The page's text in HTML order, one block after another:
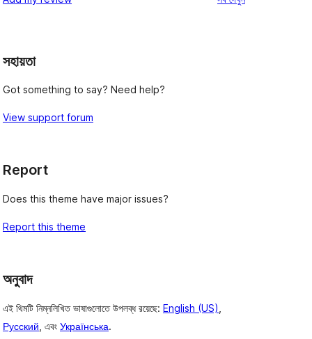
রিভিউ
স্টার
সহায়তা
Got something to say? Need help?
View support forum
Report
Does this theme have major issues?
Report this theme
অনুবাদ
এই থিমটি নিম্নলিখিত ভাষাগুলোতে উপলব্ধ রয়েছে: English (US)
Русский , এবং Українська.